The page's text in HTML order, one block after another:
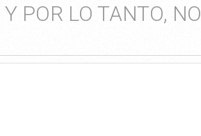
POR LO TANTO, NO